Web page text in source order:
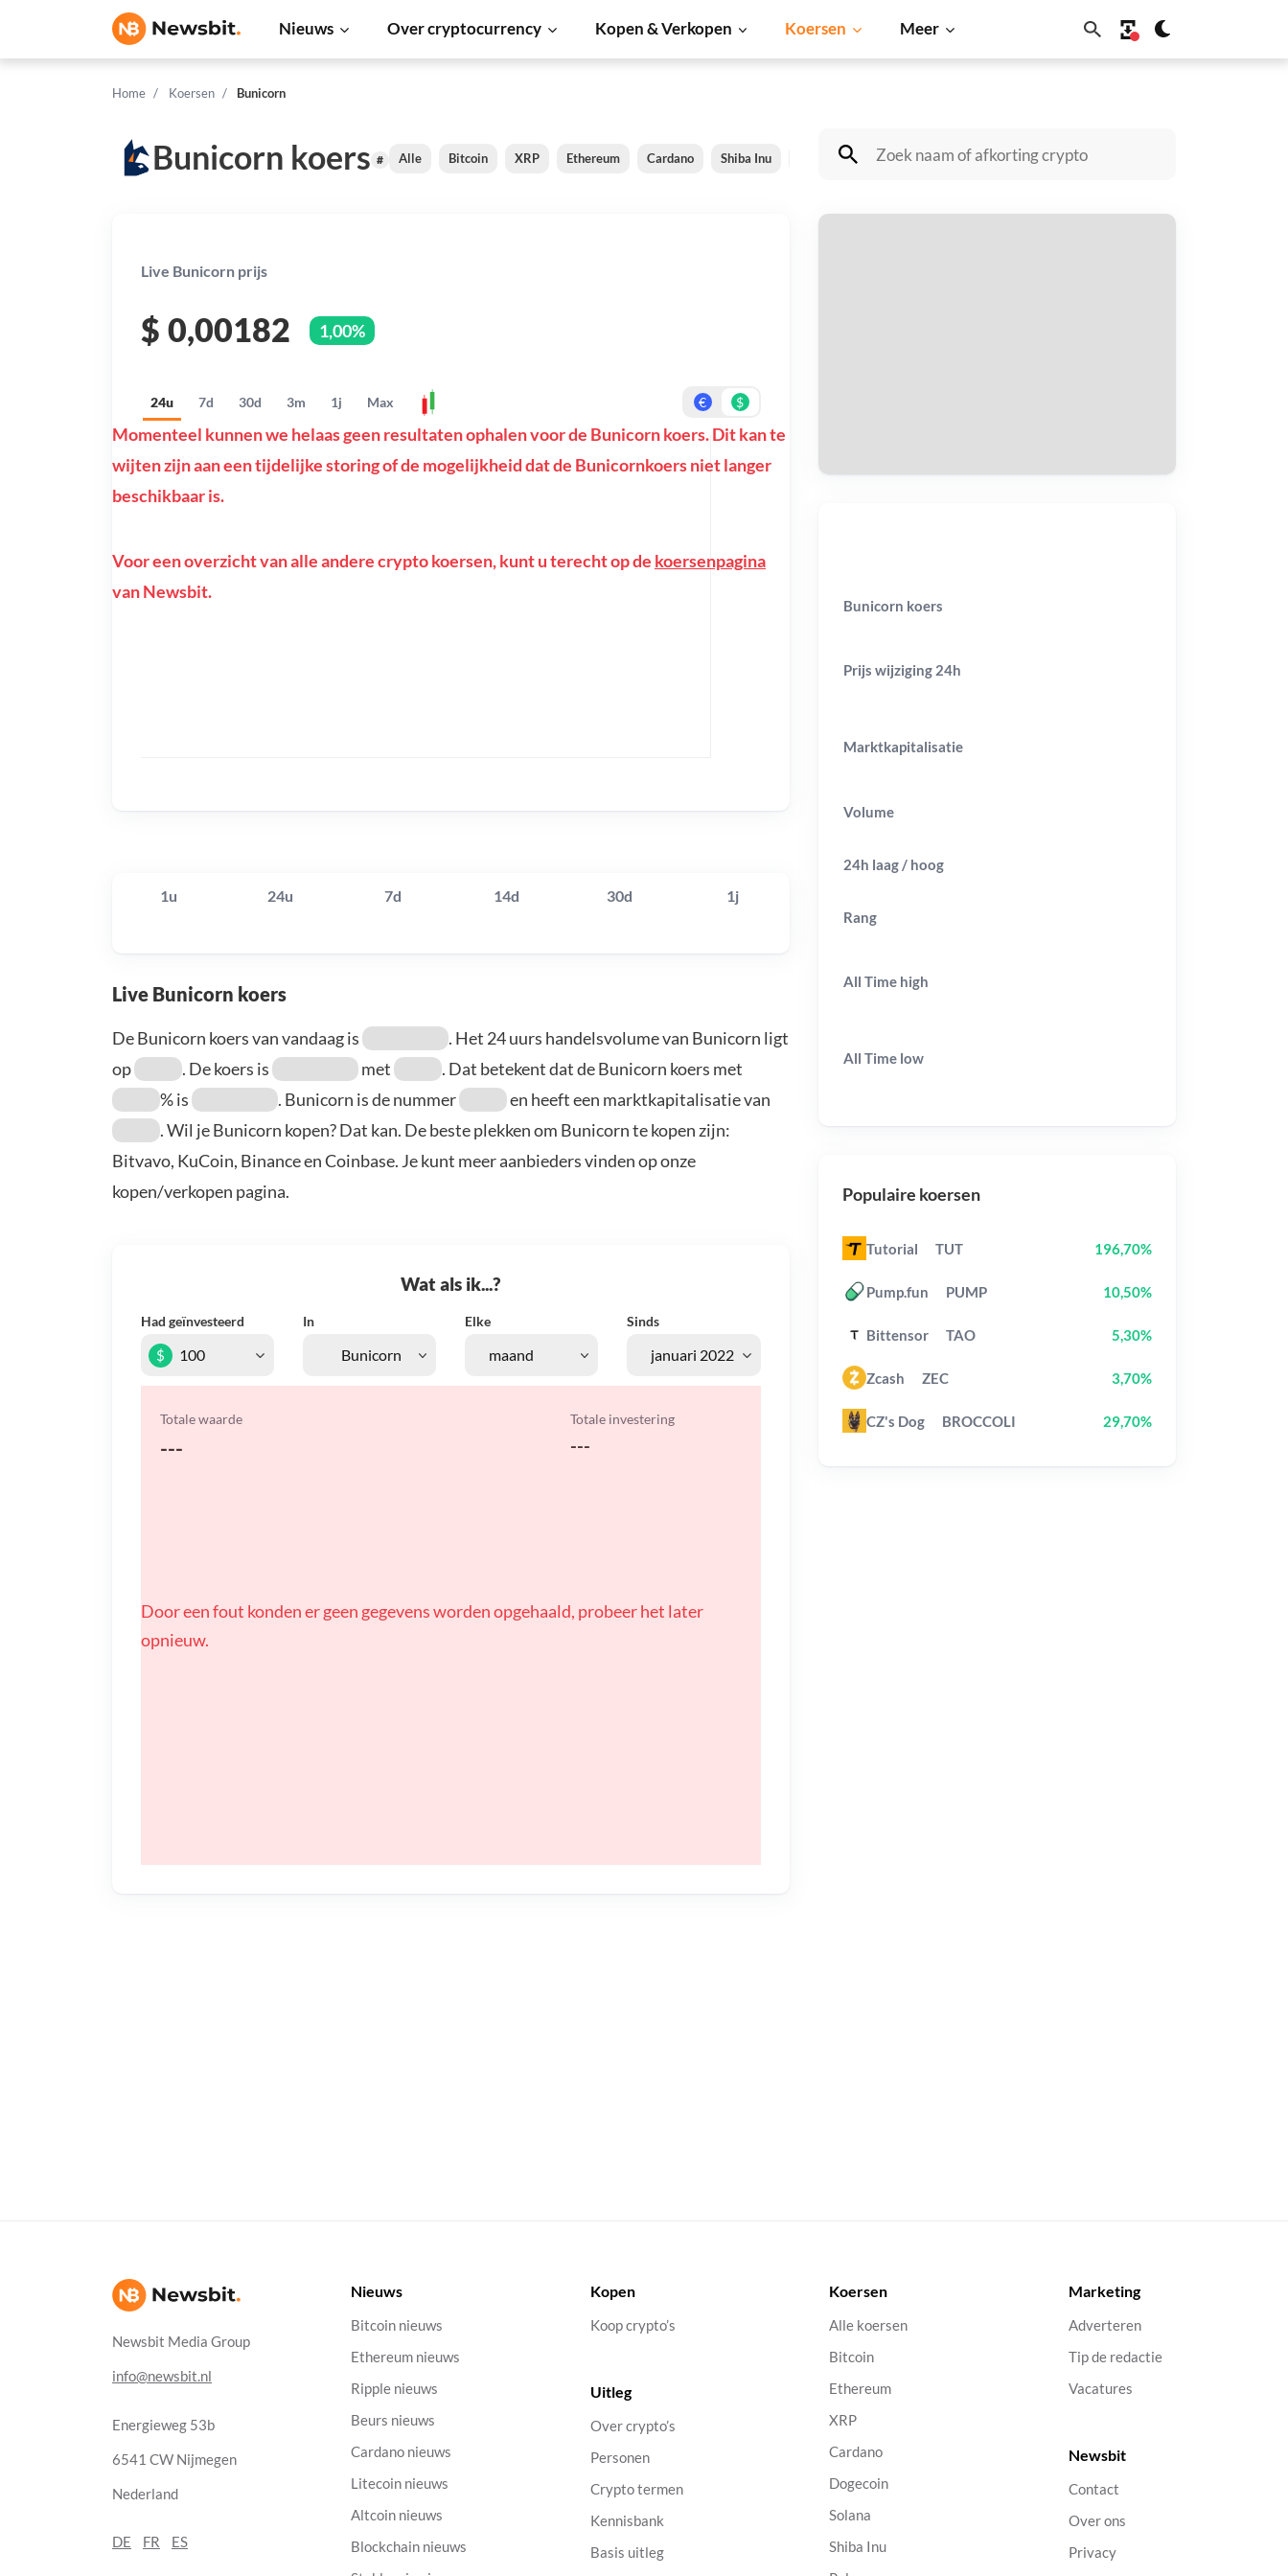
Nieuws Over cryptocurrency Kopen & Verkopen Koersen Meer
Home Koersen Bunicorn
Bunicorn koers # Alle Bitcoin XRP Ethereum Cardano Shiba Inu Dogecoin Solana BNB
Live Bunicorn prijs
$ 0,00182 1,00%
24u 7d 30d 3m 1j Max € $
Momenteel kunnen we helaas geen resultaten ophalen voor de Bunicorn koers. Dit kan te
wijten zijn aan een tijdelijke storing of de mogelijkheid dat de Bunicornkoers niet langer
beschikbaar is.
Voor een overzicht van alle andere crypto koersen, kunt u terecht op de koersenpagina
van Newsbit.
1u 24u 7d 14d 30d 1j
Live Bunicorn koers
De Bunicorn koers van vandaag is
. Het 24 uurs handelsvolume van Bunicorn ligt
op
. De koers is met
. Dat betekent dat de Bunicorn koers met
% is
. Bunicorn is de nummer
en heeft een marktkapitalisatie van
. Wil je Bunicorn kopen? Dat kan. De beste plekken om Bunicorn te kopen zijn:
Bitvavo, KuCoin, Binance en Coinbase. Je kunt meer aanbieders vinden op onze
kopen/verkopen pagina.
Wat als ik...?
Had geïnvesteerd In Elke Sinds
$
Totale waarde
---
Totale investering
---
Door een fout konden er geen gegevens worden opgehaald, probeer het later
opnieuw.
Bunicorn koers
Prijs wijziging 24h
Marktkapitalisatie
Volume
24h laag / hoog
Rang
All Time high
All Time low
Populaire koersen
Tutorial TUT 196,70%
Pump.fun PUMP 10,50%
Bittensor TAO 5,30%
Zcash ZEC 3,70%
CZ's Dog BROCCOLI 29,70%
Newsbit Media Group
info@newsbit.nl
Energieweg 53b
6541 CW Nijmegen
Nederland
DE FR ES
Nieuws
Bitcoin nieuws
Ethereum nieuws
Ripple nieuws
Beurs nieuws
Cardano nieuws
Litecoin nieuws
Altcoin nieuws
Blockchain nieuws
Kopen
Koop crypto’s
Uitleg
Over crypto’s
Personen
Crypto termen
Kennisbank
Basis uitleg
Koersen
Alle koersen
Bitcoin
Ethereum
XRP
Cardano
Dogecoin
Solana
Shiba Inu
Marketing
Adverteren
Tip de redactie
Vacatures
Newsbit
Contact
Over ons
Privacy